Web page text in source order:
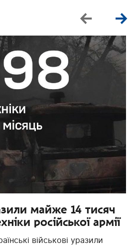
майже 14 тисяч
російської армії
військові уразили